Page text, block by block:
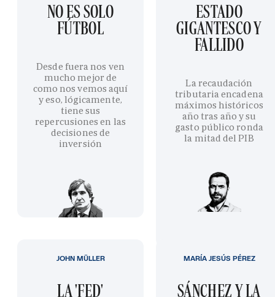
NO ES SOLO
FÚTBOL
Desde fuera nos ven
mucho mejor de
como nos vemos aquí
y eso, lógicamente,
tiene sus
repercusiones en las
decisiones de
inversión
ESTADO
GIGANTESCO Y
FALLIDO
La recaudación
tributaria encadena
máximos históricos
año tras año y su
gasto público ronda
la mitad del PIB
LA 'FED'
JOHN MÜLLER
SÁNCHEZ Y LA
MARÍA JESÚS PÉREZ